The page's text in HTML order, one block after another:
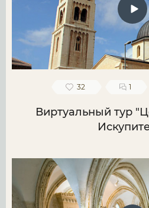
32 1
Виртуальный тур